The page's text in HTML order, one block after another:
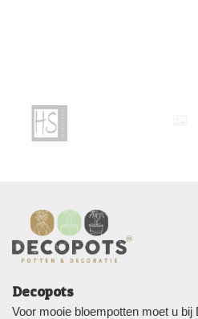
Decopots
Voor mooie bloempotten moet u